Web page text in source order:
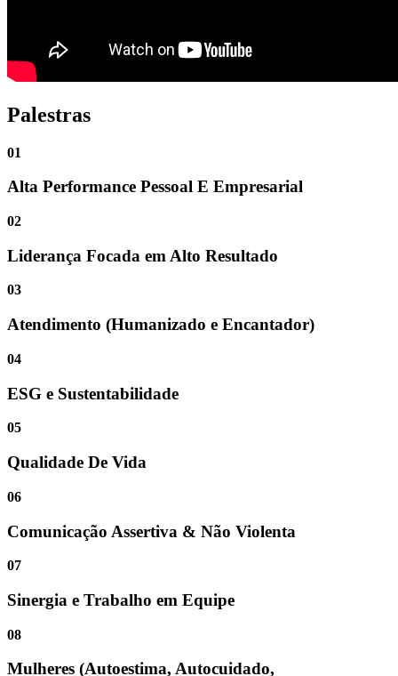
Palestras
01
Alta Performance Pessoal E Empresarial
02
Liderança Focada em Alto Resultado
03
Atendimento (Humanizado e Encantador)
04
ESG e Sustentabilidade
05
Qualidade De Vida
06
Comunicação Assertiva & Não Violenta
07
Sinergia e Trabalho em Equipe
08
Mulheres (Autoestima, Autocuidado,